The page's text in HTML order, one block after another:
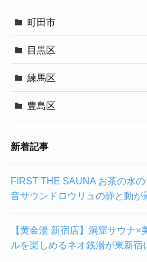
町田市
目黒区
練馬区
豊島区
新着記事
FIRST THE SAUNA お茶の水
音サウンドロウリュの静と動が
【黄金湯 新宿店】洞窟サウナ
ルを楽しめるネオ銭湯が東新宿